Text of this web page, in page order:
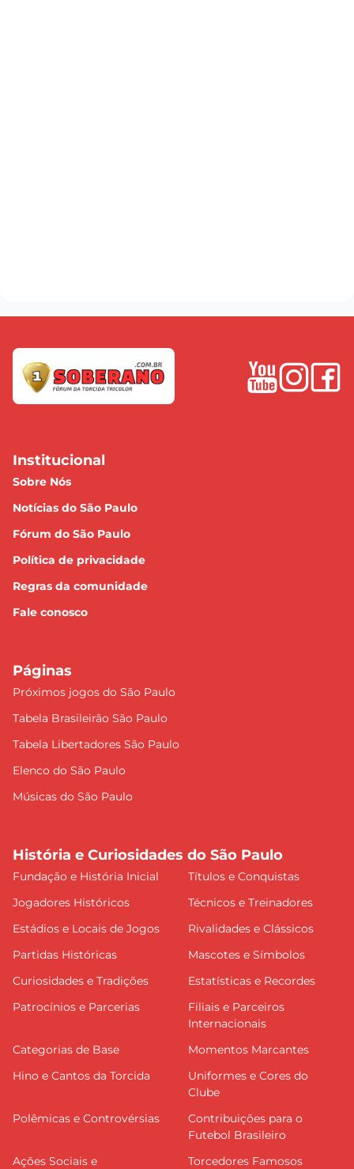
Institucional
Sobre Nós
Notícias do São Paulo
Fórum do São Paulo
Política de privacidade
Regras da comunidade
Fale conosco
Páginas
Próximos jogos do São Paulo
Tabela Brasileirão São Paulo
Tabela Libertadores São Paulo
Elenco do São Paulo
Músicas do São Paulo
História e Curiosidades do São Paulo
Fundação e História Inicial
Títulos e Conquistas
Jogadores Históricos
Técnicos e Treinadores
Estádios e Locais de Jogos
Rivalidades e Clássicos
Partidas Históricas
Mascotes e Símbolos
Curiosidades e Tradições
Estatísticas e Recordes
Patrocínios e Parcerias
Filiais e Parceiros
Internacionais
Categorias de Base
Momentos Marcantes
Hino e Cantos da Torcida
Uniformes e Cores do
Clube
Polêmicas e Controvérsias
Contribuições para o
Futebol Brasileiro
Ações Sociais e
Torcedores Famosos